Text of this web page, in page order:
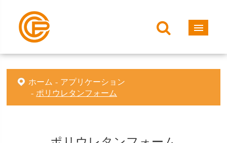
ホーム
アプリケーション
ポリウレタンフォーム